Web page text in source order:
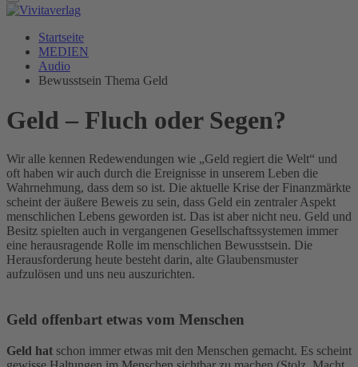
Startseite
MEDIEN
Audio
Bewusstsein Thema Geld
Geld – Fluch oder Segen?
Wir alle kennen Redewendungen wie „Geld regiert die Welt“ und
oft haben wir auch durch die Ereignisse in unserem Leben die
Wahrnehmung, dass dem so ist. Die aktuelle Krise der Finanzmärkte
scheint der äußere Beweis zu sein, dass Geld ein zentraler Aspekt
menschlichen Lebens geworden ist. Das ist aber nicht neu. Geld und
Besitz spielten auch in vergangenen Gesellschaftssystemen immer
eine herausragende Rolle im menschlichen Bewusstsein. Die
Herausforderung heute besteht darin, alte Glaubensmuster
aufzulösen und uns neu auszurichten.
Geld offenbart etwas vom Menschen
Geld hat schon immer etwas mit den Menschen gemacht. Es scheint